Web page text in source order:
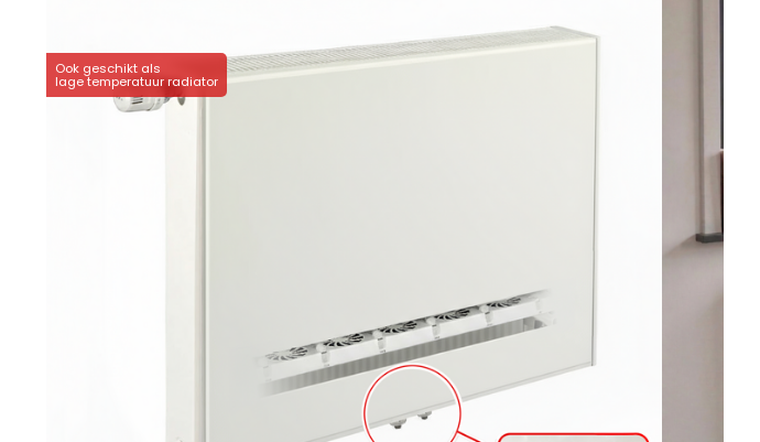
Ook geschikt als
lage temperatuur radiator